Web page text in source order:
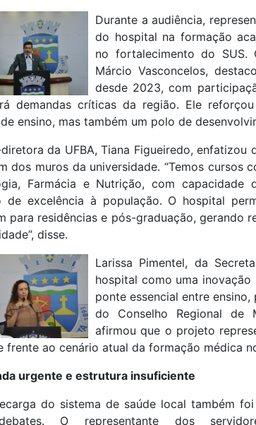
Durante a audiência,
do hospital na formação
no fortalecimento do SUS.
Márcio Vasconcelos,
desde 2023, com
demandas críticas da região. Ele
ensino, mas também um polo de
da UFBA, Tiana Figueiredo, enfatizou
dos muros da universidade. “Temos cursos
Farmácia e Nutrição, com capacidade
de excelência à população. O hospital
para residências e pós-graduação, gerando
disse.
Larissa Pimentel, da
hospital como uma
ponte essencial entre
do Conselho Regional de
afirmou que o projeto
frente ao cenário atual da formação médica
urgente e estrutura insuficiente
do sistema de saúde local também
O representante dos